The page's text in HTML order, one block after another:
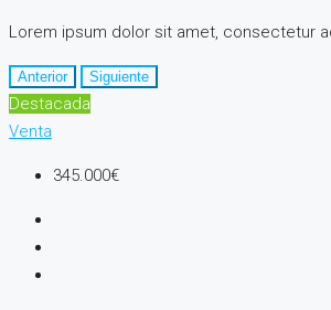
Lorem ipsum dolor sit amet, consectetur
Anterior Siguiente
Destacada
Venta
345.000€